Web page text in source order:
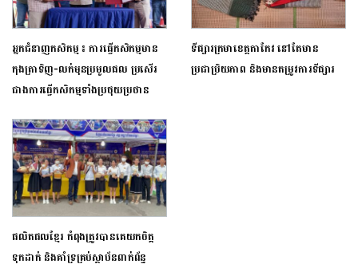
អ្នកជំនាញកសិកម្ម ៖ ការធ្វើកសិកម្មមាន
កុងត្រាទិញ-លក់មុនប្រមូលផល ប្រសើរ
ជាងការធ្វើកសិកម្មទាំងប្រថុយ​ប្រថាន
ទីផ្សារក្រមាខេត្តតាកែវ នៅតែមាន
ប្រជាប្រិយភាព និងមានតម្រូវការទីផ្សារ
ផលិតផលខ្មែរ កំពុងត្រូវបានគេយកចិត្ត
ទុកដាក់ និងគាំទ្រគ្រប់ស្ថាប័នពាក់ព័ន្ធ